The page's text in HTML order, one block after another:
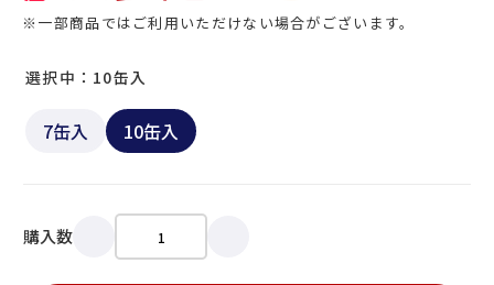
※一部商品ではご利用いただけない場合がございます。
7缶入 10缶入
選択中：10缶入
購入数